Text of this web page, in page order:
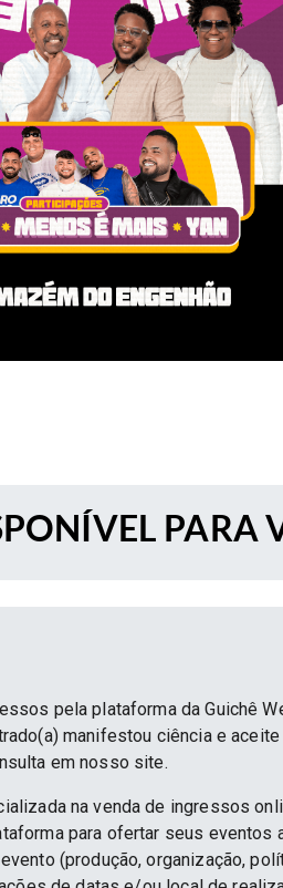
PARA
pela plataforma da Guichê
manifestou ciência e
em nosso site.
na venda de ingressos
para ofertar seus eventos
(produção, organização,